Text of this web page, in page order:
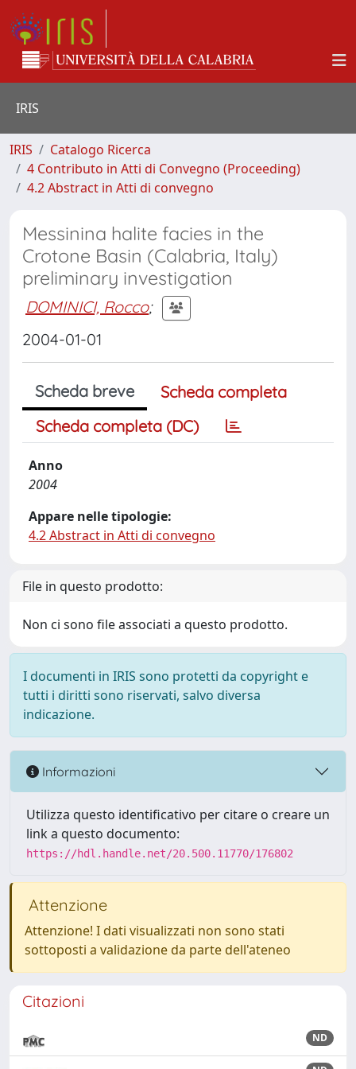
IRIS
IRIS
Catalogo Ricerca
4 Contributo in Atti di Convegno (Proceeding)
4.2 Abstract in Atti di convegno
Messinina halite facies in the
Crotone Basin (Calabria, Italy)
preliminary investigation
DOMINICI, Rocco;
2004-01-01
Scheda breve
Scheda completa
Scheda completa (DC)
Anno
2004
Appare nelle tipologie:
4.2 Abstract in Atti di convegno
File in questo prodotto:
Non ci sono file associati a questo prodotto.
I documenti in IRIS sono protetti da copyright e
tutti i diritti sono riservati, salvo diversa
indicazione.
Informazioni
Utilizza questo identificativo per citare o creare un
link a questo documento:
https://hdl.handle.net/20.500.11770/176802
Attenzione
Attenzione! I dati visualizzati non sono stati
sottoposti a validazione da parte dell'ateneo
Citazioni
ND